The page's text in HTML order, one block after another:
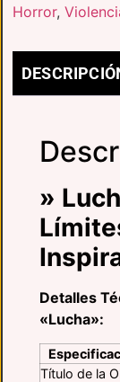
Horror,
»
Detalles
«Lucha»:
Título de la